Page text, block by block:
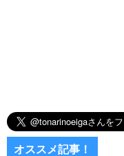
オススメ記事！